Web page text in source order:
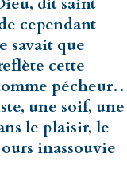
cependant
savait que
cette
une soif, une
le plaisir, le
inassouvie